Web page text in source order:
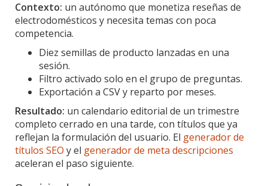
Contexto: un autónomo que monetiza reseñas de
electrodomésticos y necesita temas con poca
competencia.
Diez semillas de producto lanzadas en una
sesión.
Filtro activado solo en el grupo de preguntas.
Exportación a CSV y reparto por meses.
Resultado: un calendario editorial de un trimestre
completo cerrado en una tarde, con títulos que ya
reflejan la formulación del usuario. El generador de
títulos SEO y el generador de meta descripciones
aceleran el paso siguiente.